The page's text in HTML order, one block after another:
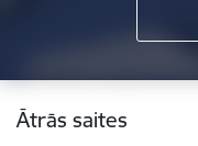
Kājene
Ātrās saites